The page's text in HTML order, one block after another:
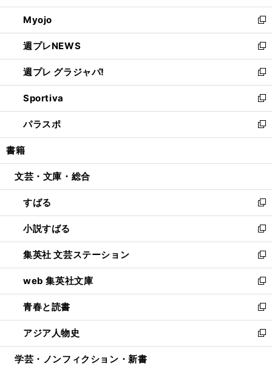
開
く
ウ
で
開
く
ン
ド
ウ
で
開
く
ウ
ィ
ン
ド
ウ
で
開
く
Myojo
新
し
い
ウ
ィ
ン
ド
ウ
で
開
週プレNEWS
新
し
い
ウ
ィ
ン
ド
ウ
開
週プレ グラジャパ!
新
し
い
ウ
ィ
ン
ウ
開
く
Sportiva
新
し
い
ウ
ン
ウ
で
開
く
パラスポ
新
し
ウ
ン
ド
ウ
で
開
く
書籍
文芸・文庫・総合
すばる
新
し
い
ウ
ィ
ン
ド
ウ
で
開
く
小説すばる
新
し
い
ウ
ィ
ン
ド
ウ
で
開
集英社 文芸ステーション
新
し
い
ウ
ィ
ン
ド
ウ
web 集英社文庫
新
し
い
ウ
ィ
ン
青春と読書
新
し
い
ウ
アジア人物史
新
し
学芸・ノンフィクション・新書